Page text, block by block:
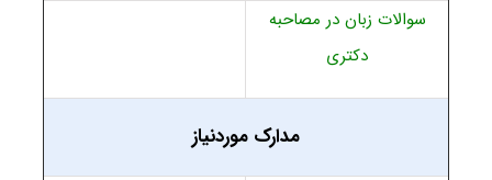
سوالات زبان در مصاحبه
دکتری
مدارک موردنیاز